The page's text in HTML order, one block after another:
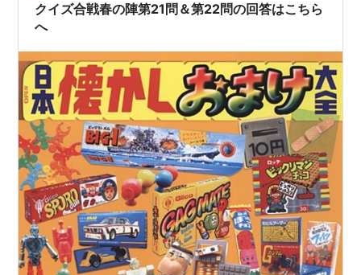
クイズ合戦春の陣第21問＆第22問の回答はこちら
へ